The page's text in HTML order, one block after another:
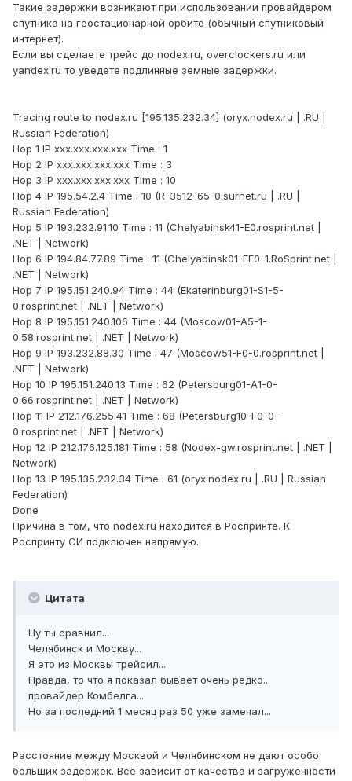
Такие задержки возникают при использовании провайдером
спутника на геостационарной орбите (обычный спутниковый
интернет).
Если вы сделаете трейс до nodex.ru, overclockers.ru или
yandex.ru то уведете подлинные земные задержки.
Tracing route to nodex.ru [195.135.232.34] (oryx.nodex.ru | .RU |
Russian Federation)
Hop 1 IP xxx.xxx.xxx.xxx Time : 1
Hop 2 IP xxx.xxx.xxx.xxx Time : 3
Hop 3 IP xxx.xxx.xxx.xxx Time : 10
Hop 4 IP 195.54.2.4 Time : 10 (R-3512-65-0.surnet.ru | .RU |
Russian Federation)
Hop 5 IP 193.232.91.10 Time : 11 (Chelyabinsk41-E0.rosprint.net |
.NET | Network)
Hop 6 IP 194.84.77.89 Time : 11 (Chelyabinsk01-FE0-1.RoSprint.net |
.NET | Network)
Hop 7 IP 195.151.240.94 Time : 44 (Ekaterinburg01-S1-5-
0.rosprint.net | .NET | Network)
Hop 8 IP 195.151.240.106 Time : 44 (Moscow01-A5-1-
0.58.rosprint.net | .NET | Network)
Hop 9 IP 193.232.88.30 Time : 47 (Moscow51-F0-0.rosprint.net |
.NET | Network)
Hop 10 IP 195.151.240.13 Time : 62 (Petersburg01-A1-0-
0.66.rosprint.net | .NET | Network)
Hop 11 IP 212.176.255.41 Time : 68 (Petersburg10-F0-0-
0.rosprint.net | .NET | Network)
Hop 12 IP 212.176.125.181 Time : 58 (Nodex-gw.rosprint.net | .NET |
Network)
Hop 13 IP 195.135.232.34 Time : 61 (oryx.nodex.ru | .RU | Russian
Federation)
Done
Причина в том, что nodex.ru находится в Роспринте. К
Роспринту СИ подключен напрямую.
Цитата
Ну ты сравнил...
Челябинск и Москву...
Я это из Москвы трейсил...
Правда, то что я показал бывает очень редко...
провайдер Комбелга...
Но за последний 1 месяц раз 50 уже замечал...
Расстояние между Москвой и Челябинском не дают особо
больших задержек. Всё зависит от качества и загруженности